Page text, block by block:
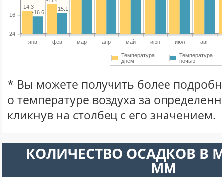
янв фев мар апр май июн июл авг
-24
-16
-14.3
-15.1
-16.6
Температура
днем
Температура
ночью
* Вы можете получить более
о температуре воздуха за
кликнув на столбец с его значением.
КОЛИЧЕСТВО ОСАДКОВ В
ММ